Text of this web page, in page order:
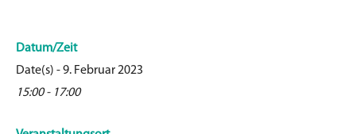
Datum/Zeit
Date(s) - 9. Februar 2023
15:00 - 17:00